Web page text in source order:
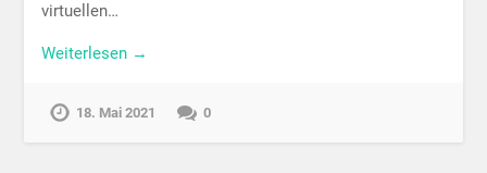
virtuellen…
Weiterlesen →
18. Mai 2021 0